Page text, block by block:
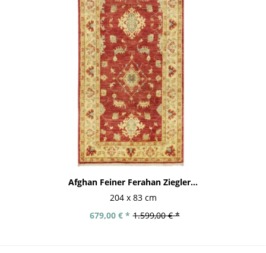
Afghan Feiner Ferahan Ziegler...
204 x 83 cm
1.599,00 € *
679,00 € *